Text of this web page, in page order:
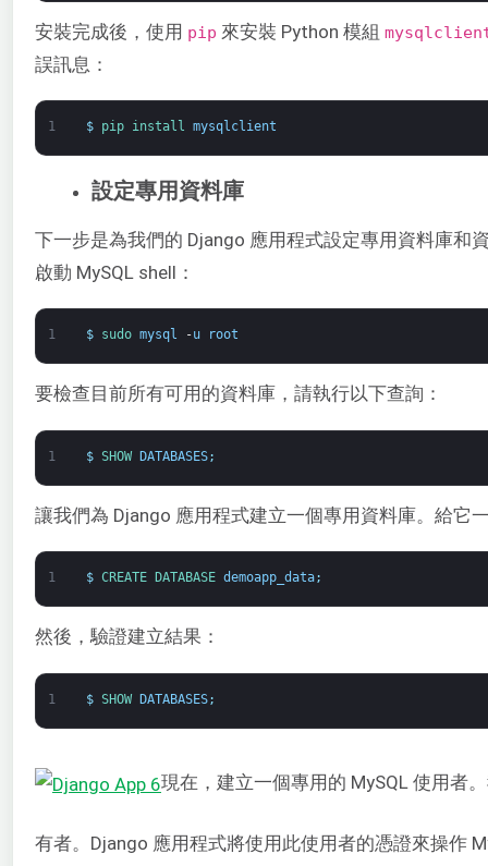
安裝完成後，使用 pip 來安裝 Python 模組
誤訊息：
1 $ pip install mysqlclient
設定專用資料庫
下一步是為我們的 Django 應用程式設定專用資料庫和
啟動 MySQL shell：
1 $ sudo mysql -u root
要檢查目前所有可用的資料庫，請執行以下查詢：
1 $ SHOW DATABASES;
讓我們為 Django 應用程式建立一個專用資料庫。給它
1 $ CREATE DATABASE demoapp_data;
然後，驗證建立結果：
1 $ SHOW DATABASES;
現在，建立一個專用的 MySQL 使用者
有者。Django 應用程式將使用此使用者的憑證來操作